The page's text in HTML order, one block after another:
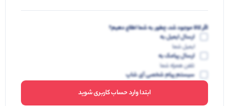
اگر کالا موجود شد، چطور به شما اطلاع دهیم؟
ارسال ایمیل به
ایمیل شما
ارسال پیامک به
تلفن همراه شما
سیستم پیام شخصی آی شاپ
ابتدا وارد حساب کاربری شوید